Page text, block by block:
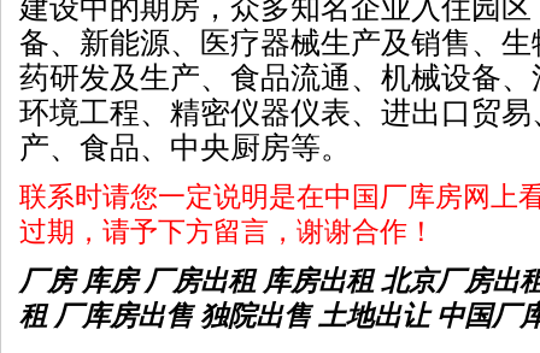
建设中的期房，众多知名企业入住园
备、新能源、医疗器械生产及销售、
药研发及生产、食品流通、机械设备
环境工程、精密仪器仪表、进出口贸
产、食品、中央厨房等。
联系时请您一定说明是在中国厂库房网上
过期，请予下方留言，谢谢合作！
厂房 库房 厂房出租 库房出租 北京厂房出
租 厂库房出售 独院出售 土地出让 中国厂